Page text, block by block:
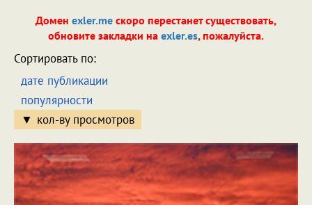
Домен exler.me скоро перестанет существовать,
обновите закладки на exler.es, пожалуйста.
Сортировать по:
дате публикации
популярности
кол-ву просмотров